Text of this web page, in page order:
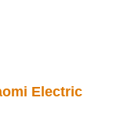
Electric